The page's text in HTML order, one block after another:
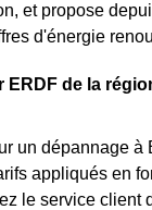
et propose
d'énergie
ERDF de la
un dépannage à
appliqués en
le service client